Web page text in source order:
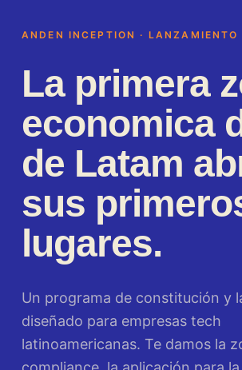
ANDEN INCEPTION ·
La primera
economica
de Latam
sus
lugares.
Un programa de constitución y
diseñado para empresas tech
latinoamericanas. Te damos la